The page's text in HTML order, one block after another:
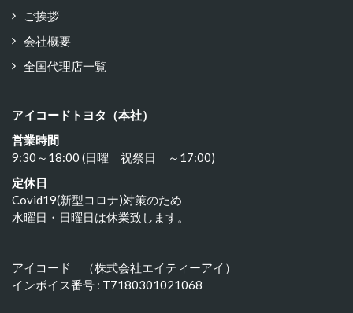
ご挨拶
会社概要
全国代理店一覧
アイコードトヨタ（本社）
営業時間
9:30～18:00 (日曜 祝祭日 ～17:00)
定休日
Covid19(新型コロナ)対策のため
水曜日・日曜日は休業致します。
アイコード （株式会社エイティーアイ）
インボイス番号 : T7180301021068